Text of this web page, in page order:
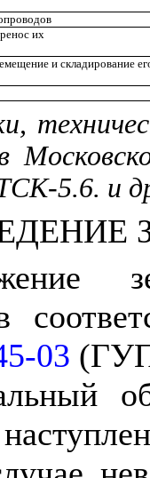
их
и складирование
5.6. и
03